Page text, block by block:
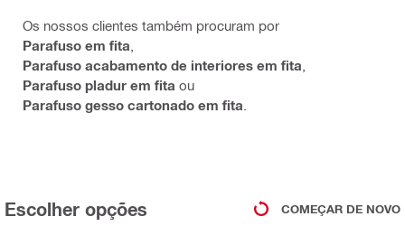
Os nossos clientes também procuram por
Parafuso em fita
Parafuso acabamento de interiores em fita
Parafuso pladur em fita ou
Parafuso gesso cartonado em fita
Escolher opções COMEÇAR DE NOVO